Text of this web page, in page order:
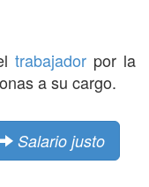
trabajador por la
a su cargo.
Salario justo